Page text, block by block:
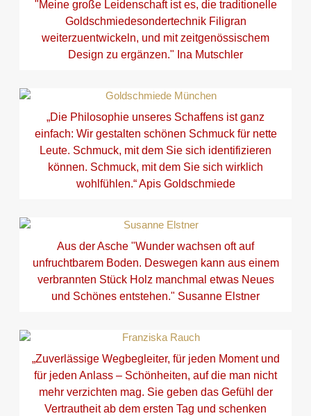
"Meine große Leidenschaft ist es, die traditionelle
Goldschmiedesondertechnik Filigran
weiterzuentwickeln, und mit zeitgenössischem
Design zu ergänzen." Ina Mutschler
„Die Philosophie unseres Schaffens ist ganz
einfach: Wir gestalten schönen Schmuck für nette
Leute. Schmuck, mit dem Sie sich identifizieren
können. Schmuck, mit dem Sie sich wirklich
wohlfühlen.“ Apis Goldschmiede
Aus der Asche "Wunder wachsen oft auf
unfruchtbarem Boden. Deswegen kann aus einem
verbrannten Stück Holz manchmal etwas Neues
und Schönes entstehen." Susanne Elstner
„Zuverlässige Wegbegleiter, für jeden Moment und
für jeden Anlass – Schönheiten, auf die man nicht
mehr verzichten mag. Sie geben das Gefühl der
Vertrautheit ab dem ersten Tag und schenken